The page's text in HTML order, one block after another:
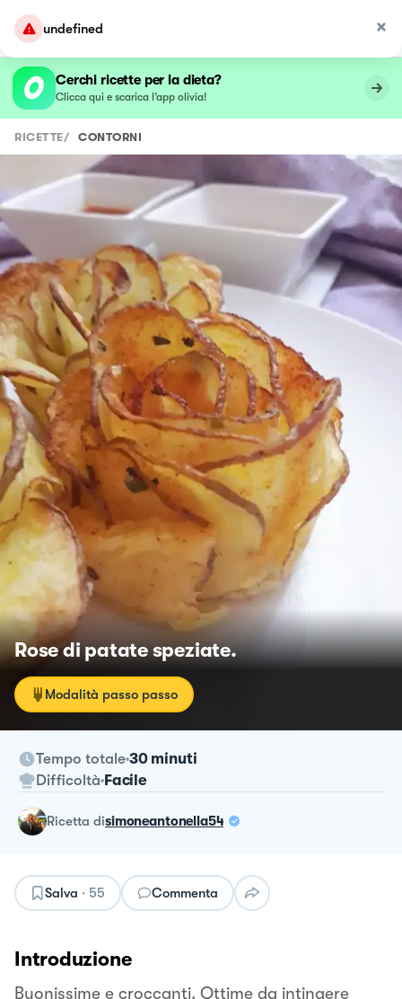
undefined
Cerchi ricette per la dieta?
Clicca qui e scarica l’app olivia!
RICETTE/ CONTORNI
Rose di patate speziate.
Modalità passo passo
Tempo totale 30 minuti
Difficoltà Facile
ricetta disimoneantonella54
Salva · 55 Commenta
Introduzione
Buonissime e croccanti. Ottime da intingere